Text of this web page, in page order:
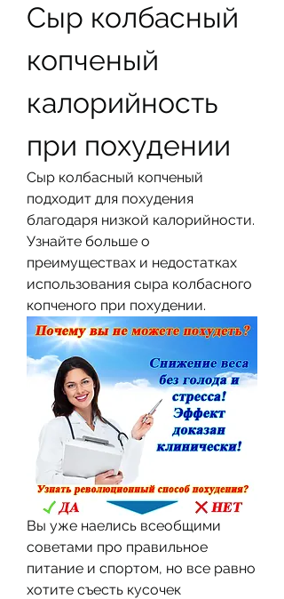
Сыр колбасный
копченый
калорийность
при похудении
Сыр колбасный копченый
подходит для похудения
благодаря низкой калорийности.
Узнайте больше о
преимуществах и недостатках
использования сыра колбасного
копченого при похудении.
Вы уже наелись всеобщими
советами про правильное
питание и спортом, но все равно
хотите съесть кусочек